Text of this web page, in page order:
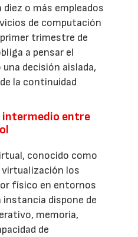
o más empleados
de computación
trimestre de
a pensar el
decisión aislada,
la continuidad
intermedio entre
conocido como
virtualización los
físico en entornos
instancia dispone de
memoria,
de